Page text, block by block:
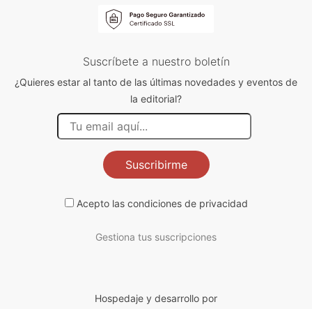
Suscríbete a nuestro boletín
¿Quieres estar al tanto de las últimas novedades y eventos de
la editorial?
Suscribirme
Acepto las condiciones de privacidad
Gestiona tus suscripciones
Hospedaje y desarrollo por